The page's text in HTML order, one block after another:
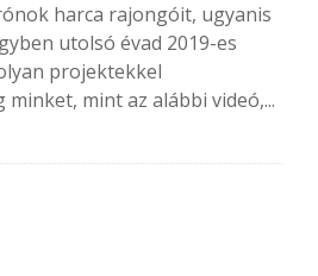
harca rajongóit, ugyanis
utolsó évad 2019-es
projektekkel
mint az alábbi videó,...